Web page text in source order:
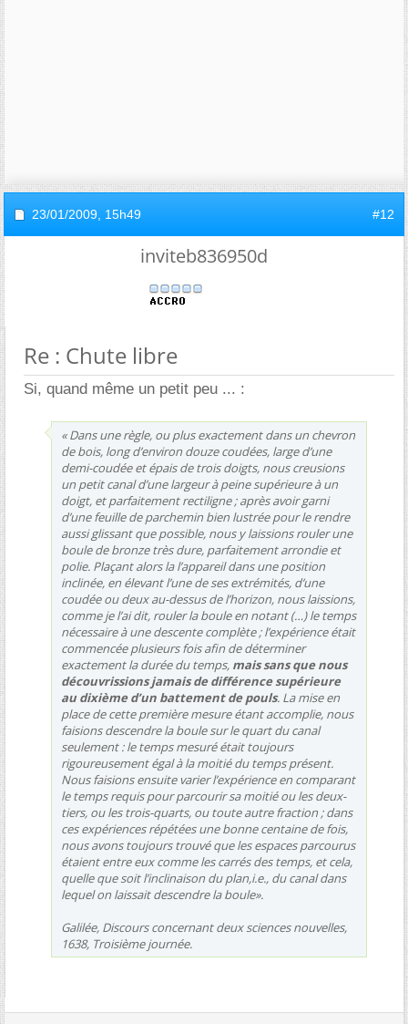
23/01/2009, 15h49 #12
inviteb836950d
Re : Chute libre
Si, quand même un petit peu ... :
« Dans une règle, ou plus exactement dans un chevron
de bois, long d’environ douze coudées, large d’une
demi-coudée et épais de trois doigts, nous creusions
un petit canal d’une largeur à peine supérieure à un
doigt, et parfaitement rectiligne ; après avoir garni
d’une feuille de parchemin bien lustrée pour le rendre
aussi glissant que possible, nous y laissions rouler une
boule de bronze très dure, parfaitement arrondie et
polie. Plaçant alors la l’appareil dans une position
inclinée, en élevant l’une de ses extrémités, d’une
coudée ou deux au-dessus de l’horizon, nous laissions,
comme je l’ai dit, rouler la boule en notant (…) le temps
nécessaire à une descente complète ; l’expérience était
commencée plusieurs fois afin de déterminer
exactement la durée du temps, mais sans que nous
découvrissions jamais de différence supérieure
au dixième d’un battement de pouls. La mise en
place de cette première mesure étant accomplie, nous
faisions descendre la boule sur le quart du canal
seulement : le temps mesuré était toujours
rigoureusement égal à la moitié du temps présent.
Nous faisions ensuite varier l’expérience en comparant
le temps requis pour parcourir sa moitié ou les deux-
tiers, ou les trois-quarts, ou toute autre fraction ; dans
ces expériences répétées une bonne centaine de fois,
nous avons toujours trouvé que les espaces parcourus
étaient entre eux comme les carrés des temps, et cela,
quelle que soit l’inclinaison du plan,i.e., du canal dans
lequel on laissait descendre la boule».
Galilée, Discours concernant deux sciences nouvelles,
1638, Troisième journée.